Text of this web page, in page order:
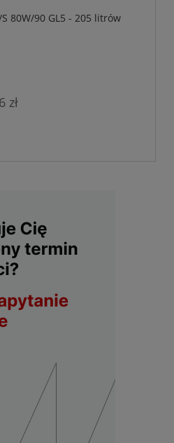
80W/90 GL5 - 205 litrów
zł